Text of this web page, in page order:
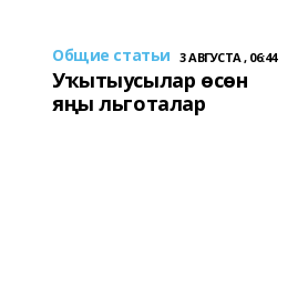
Общие статьи 3 АВГУСТА , 06:44
Уҡытыусылар өсөн
яңы льготалар